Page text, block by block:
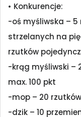
• Konkurencje:
-oś myśliwska –
strzelanych na
rzutków
-krąg myśliwski –
max. 100 pkt
-mop – 20
-dzik – 10